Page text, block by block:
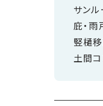
サン
庇・雨
竪樋
土間コ